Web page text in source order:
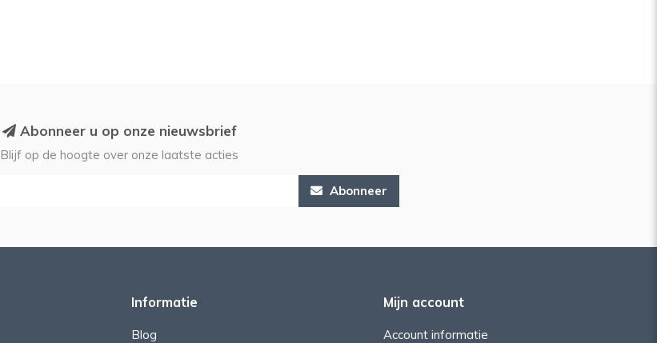
Abonneer u op onze nieuwsbrief
Blijf op de hoogte over onze laatste acties
Abonneer
Informatie
Blog
Mijn account
Account informatie